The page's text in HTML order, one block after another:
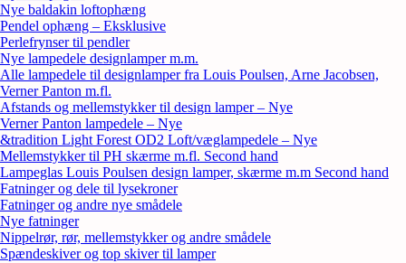
Nye baldakin loftophæng
Pendel ophæng – Eksklusive
Perlefrynser til pendler
Nye lampedele designlamper m.m.
Alle lampedele til designlamper fra Louis Poulsen, Arne Jacobsen,
Verner Panton m.fl.
Afstands og mellemstykker til design lamper – Nye
Verner Panton lampedele – Nye
&tradition Light Forest OD2 Loft/væglampedele – Nye
Mellemstykker til PH skærme m.fl. Second hand
Lampeglas Louis Poulsen design lamper, skærme m.m Second hand
Fatninger og dele til lysekroner
Fatninger og andre nye smådele
Nye fatninger
Nippelrør, rør, mellemstykker og andre smådele
Spændeskiver og top skiver til lamper